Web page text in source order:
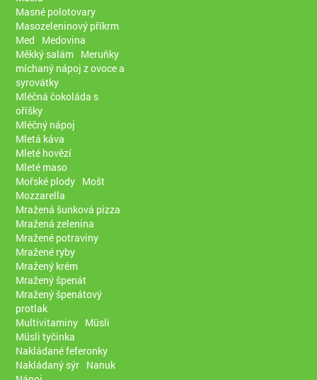
Masné polotovary
Masozeleninový příkrm
Med
Medovina
Měkký salám Meruňky
míchaný nápoj z ovoce a
syrovátky
Mléčná čokoláda s
oříšky
Mléčný nápoj
Mletá káva
Mleté hovězí
Mleté maso
Mořské plody Mošt
Mozzarella
Mražená šunková pizza
Mražená zelenina
Mražené potraviny
Mražené ryby
Mražený krém
Mražený špenát
Mražený špenátový
protlak
Multivitaminy Müsli
Müsli tyčinka
Nakládané feferonky
Nakládaný sýr Nanuk